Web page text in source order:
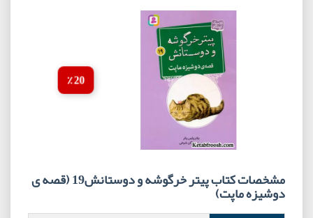
20 ٪
مشخصات کتاب پیتر خرگوشه و دوستانش19 (قصه ی
دوشیزه ماپت)